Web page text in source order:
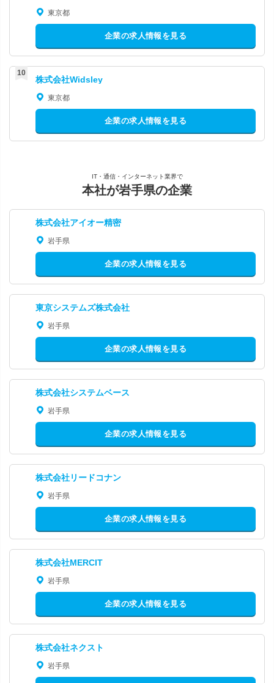
東京都
企業の求人情報を見る
株式会社Widsley
東京都
企業の求人情報を見る
IT・通信・インターネット業界で
本社が岩手県の企業
株式会社アイオー精密
岩手県
企業の求人情報を見る
東京システムズ株式会社
岩手県
企業の求人情報を見る
株式会社システムベース
岩手県
企業の求人情報を見る
株式会社リードコナン
岩手県
企業の求人情報を見る
株式会社MERCIT
岩手県
企業の求人情報を見る
株式会社ネクスト
岩手県